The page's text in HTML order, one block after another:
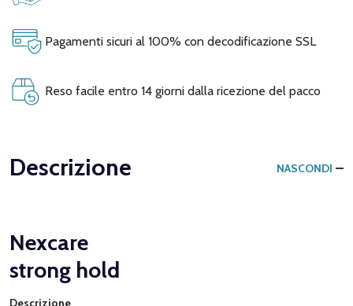
Pagamenti sicuri al 100% con decodificazione SSL
Reso facile entro 14 giorni dalla ricezione del pacco
Descrizione NASCONDI
Nexcare
strong hold
Descrizione